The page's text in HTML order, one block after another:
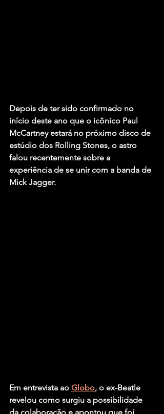
Depois de ter sido confirmado no
início deste ano que o icônico Paul
McCartney estará no próximo disco de
estúdio dos Rolling Stones, o astro
falou recentemente sobre a
experiência de se unir com a banda de
Mick Jagger.
Em entrevista ao Globo, o ex-Beatle
revelou como surgiu a possibilidade